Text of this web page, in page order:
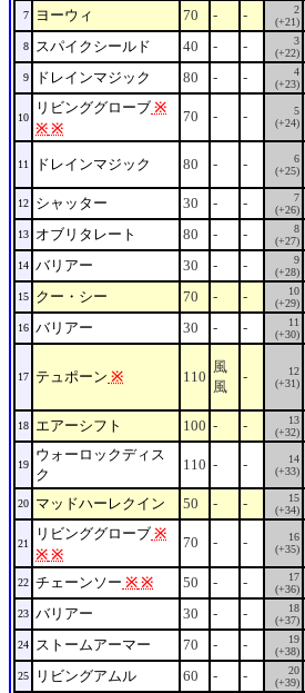
7 ヨーウィ 70 - -
2
(+21)
8 スパイクシールド 40 - -
3
(+22)
9 ドレインマジック 80 - -
4
(+23)
10
リビンググローブ ※
※ ※
70 - -
5
(+24)
11 ドレインマジック 80 - -
6
(+25)
12 シャッター 30 - -
7
(+26)
13 オブリタレート 80 - -
8
(+27)
14 バリアー 30 - -
9
(+28)
15 クー・シー 70 - -
10
(+29)
16 バリアー 30 - -
11
(+30)
17 テュポーン ※ 110
風
風
-
12
(+31)
18 エアーシフト 100 - -
13
(+32)
19
ウォーロックディス
ク
110 - -
14
(+33)
20 マッドハーレクイン 50 - -
15
(+34)
21
リビンググローブ ※
※ ※
70 - -
16
(+35)
22 チェーンソー ※ ※ 50 - -
17
(+36)
23 バリアー 30 - -
18
(+37)
24 ストームアーマー 70 - -
19
(+38)
25 リビングアムル 60 - -
20
(+39)